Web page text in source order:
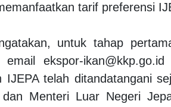
tarif preferensi
untuk tahap
ekspor-
IJEPA telah ditandatangani
dan Menteri Luar Negeri